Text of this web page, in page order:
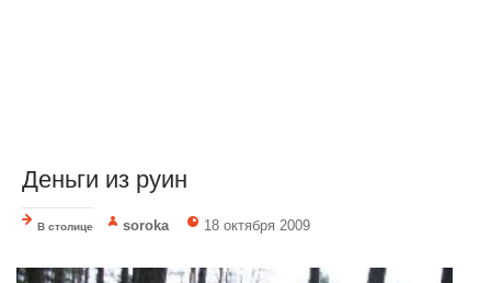
Деньги из руин
В столице soroka 18 октября 2009